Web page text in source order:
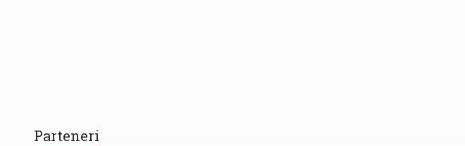
Parteneri